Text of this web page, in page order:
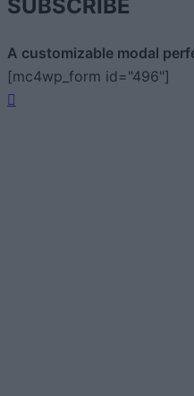
SUBSCRIBE
A customizable modal
[mc4wp_form id="496"]